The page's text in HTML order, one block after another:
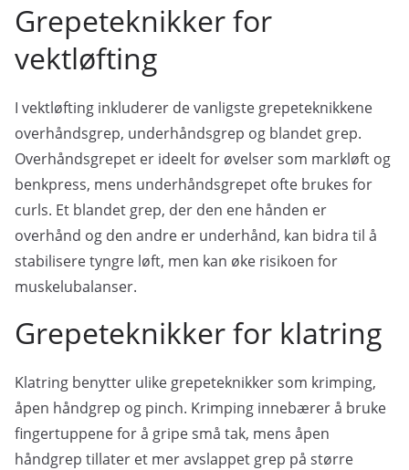
Grepeteknikker for
vektløfting
I vektløfting inkluderer de vanligste grepeteknikkene
overhåndsgrep, underhåndsgrep og blandet grep.
Overhåndsgrepet er ideelt for øvelser som markløft og
benkpress, mens underhåndsgrepet ofte brukes for
curls. Et blandet grep, der den ene hånden er
overhånd og den andre er underhånd, kan bidra til å
stabilisere tyngre løft, men kan øke risikoen for
muskelubalanser.
Grepeteknikker for klatring
Klatring benytter ulike grepeteknikker som krimping,
åpen håndgrep og pinch. Krimping innebærer å bruke
fingertuppene for å gripe små tak, mens åpen
håndgrep tillater et mer avslappet grep på større